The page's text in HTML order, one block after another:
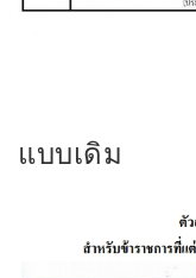
แบบเดิม